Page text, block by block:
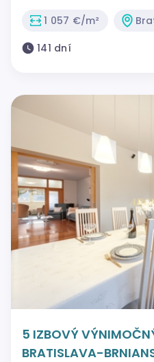
1 057 €/m²
141 dní
5 IZBOVÝ
BRATISLAVA-